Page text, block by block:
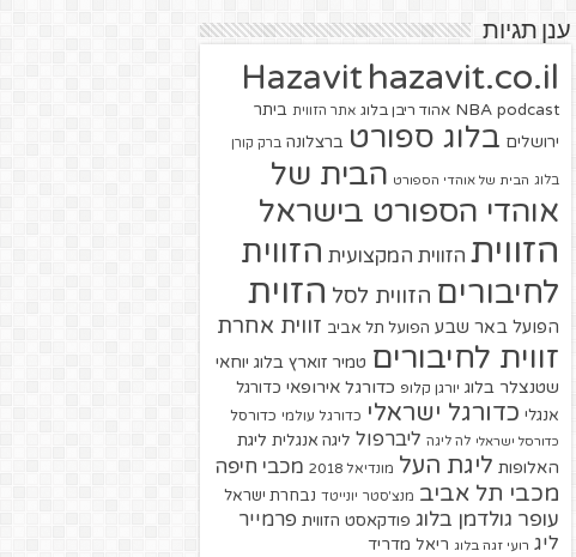
ענן תגיות
Hazavit hazavit.co.il
NBA podcast אהוד ריבן בלוג אתר הזווית ביתר
ירושלים בלוג ספורט ברצלונה ברק קורן
בלוג הבית של אוהדי הספורט הבית של
אוהדי הספורט בישראל
הזווית הזווית המקצועית הזווית
לחיבורים הזווית לסל הזוית
הפועל באר שבע הפועל תל אביב זווית אחרת
זווית לחיבורים טמיר זוארץ בלוג יוחאי
שטנצלר בלוג יורגן קלופ כדורגל אירופאי כדורגל
אנגלי כדורגל ישראלי כדורגל עולמי כדורסל
כדורסל ישראלי לה ליגה ליברפול ליגה אנגלית ליגת
האלופות ליגת העל מונדיאל 2018 מכבי חיפה
מכבי תל אביב מנצ'סטר יונייטד נבחרת ישראל
עופר גולדמן בלוג פודקאסט הזווית פרמייר
ליג רועי זגה בלוג ריאל מדריד